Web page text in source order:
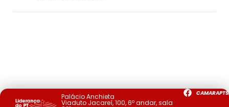
Palácio Anchieta
Viaduto Jacareí, 100, 6º andar, sala